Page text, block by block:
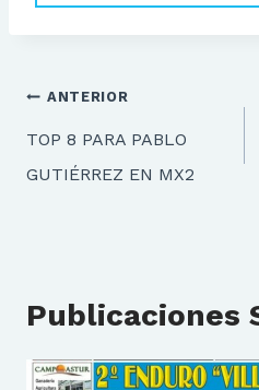
Navegación
de
entradas
ANTERIOR
TOP 8 PARA PABLO
GUTIÉRREZ EN MX2
Publicaciones